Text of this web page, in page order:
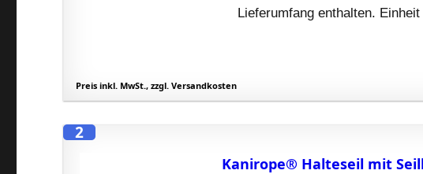
Lieferumfang enthalten.
Preis inkl. MwSt., zzgl. Versandkosten
2
Kanirope® Halteseil mit